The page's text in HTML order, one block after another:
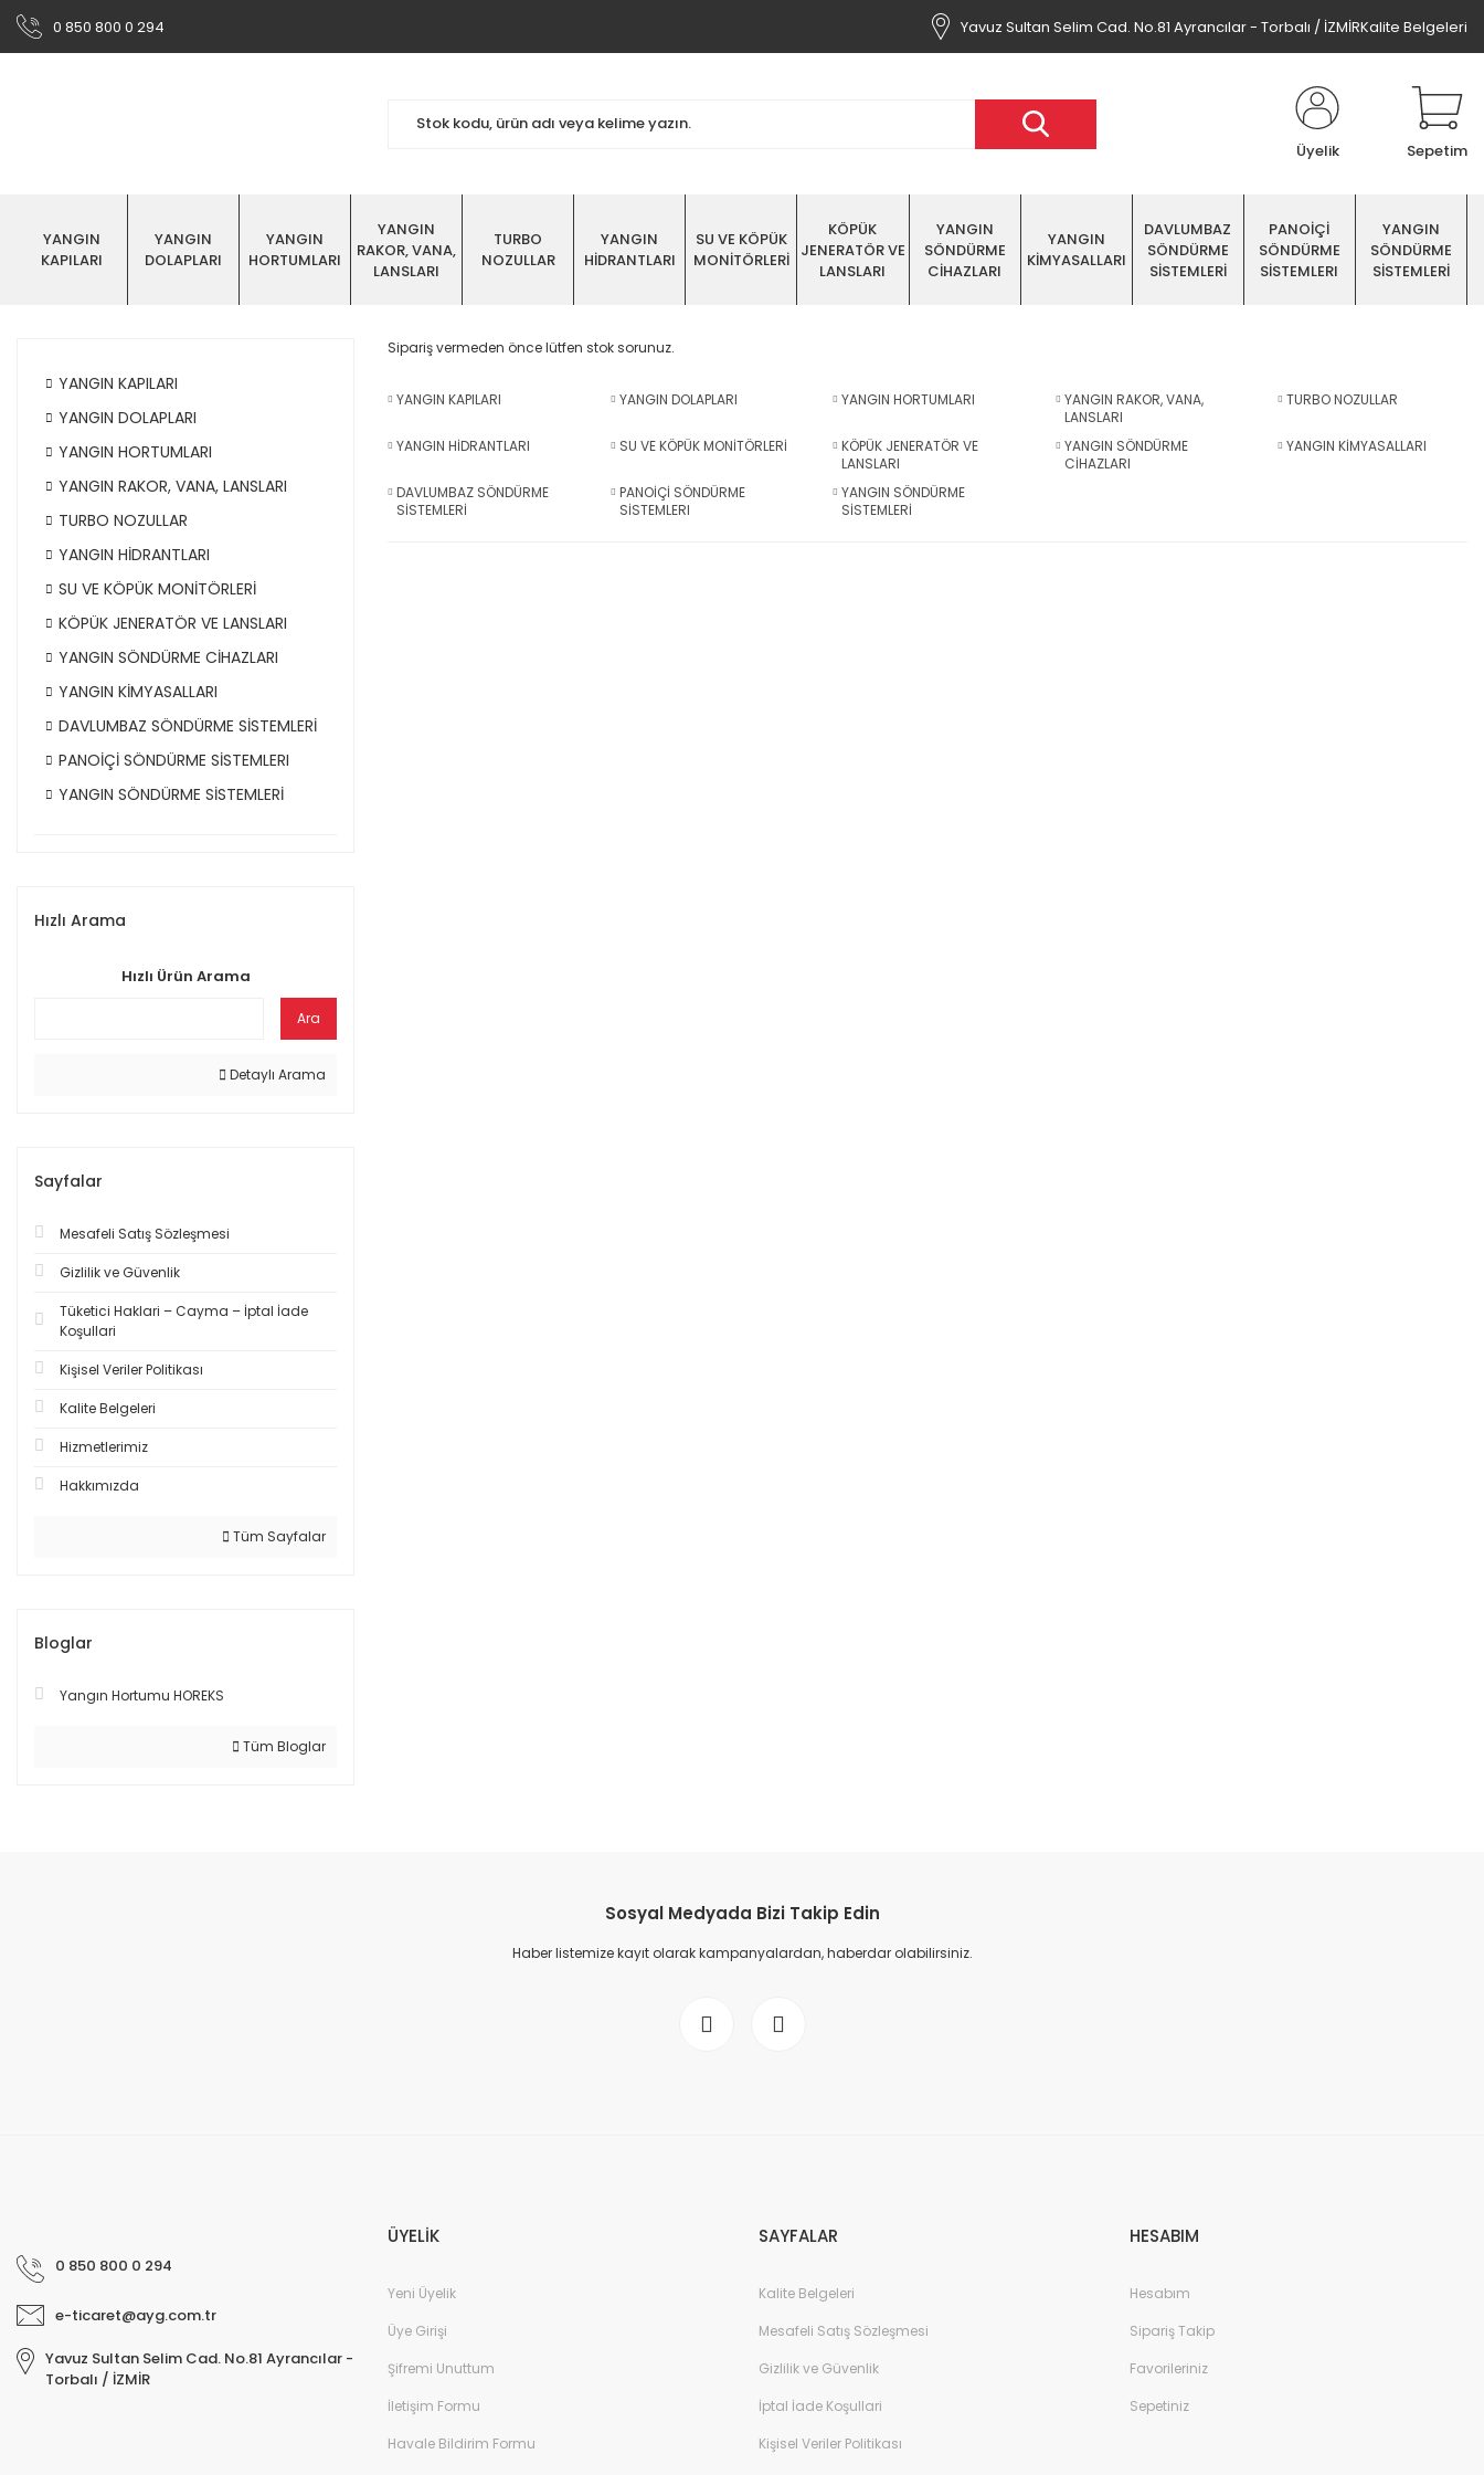
0 850 800 0 294 Yavuz Sultan Selim Cad. No.81 Ayrancılar - Torbalı / İZMİRKalite Belgeleri
Üyelik Sepetim
YANGIN
KAPILARI
YANGIN
DOLAPLARI
YANGIN
HORTUMLARI
YANGIN
RAKOR, VANA,
LANSLARI
TURBO
NOZULLAR
YANGIN
HİDRANTLARI
SU VE KÖPÜK
MONİTÖRLERİ
KÖPÜK
JENERATÖR VE
LANSLARI
YANGIN
SÖNDÜRME
CİHAZLARI
YANGIN
KİMYASALLARI
DAVLUMBAZ
SÖNDÜRME
SİSTEMLERİ
PANOİÇİ
SÖNDÜRME
SİSTEMLERI
YANGIN
SÖNDÜRME
SİSTEMLERİ
YANGIN KAPILARI
YANGIN DOLAPLARI
YANGIN HORTUMLARI
YANGIN RAKOR, VANA, LANSLARI
TURBO NOZULLAR
YANGIN HİDRANTLARI
SU VE KÖPÜK MONİTÖRLERİ
KÖPÜK JENERATÖR VE LANSLARI
YANGIN SÖNDÜRME CİHAZLARI
YANGIN KİMYASALLARI
DAVLUMBAZ SÖNDÜRME SİSTEMLERİ
PANOİÇİ SÖNDÜRME SİSTEMLERI
YANGIN SÖNDÜRME SİSTEMLERİ
Hızlı Arama
Hızlı Ürün Arama
Ara
Detaylı Arama
Sayfalar
Mesafeli Satış Sözleşmesi
Gizlilik ve Güvenlik
Tüketici Haklari – Cayma – İptal İade
Koşullari
Kişisel Veriler Politikası
Kalite Belgeleri
Hizmetlerimiz
Hakkımızda
Tüm Sayfalar
Bloglar
Yangın Hortumu HOREKS
Tüm Bloglar
Sipariş vermeden önce lütfen stok sorunuz.
YANGIN KAPILARI YANGIN DOLAPLARI YANGIN HORTUMLARI
YANGIN RAKOR, VANA,
LANSLARI
TURBO NOZULLAR
YANGIN HİDRANTLARI SU VE KÖPÜK MONİTÖRLERİ
KÖPÜK JENERATÖR VE
LANSLARI
YANGIN SÖNDÜRME
CİHAZLARI
YANGIN KİMYASALLARI
DAVLUMBAZ SÖNDÜRME
SİSTEMLERİ
PANOİÇİ SÖNDÜRME
SİSTEMLERI
YANGIN SÖNDÜRME
SİSTEMLERİ
Sosyal Medyada Bizi Takip Edin
Haber listemize kayıt olarak kampanyalardan, haberdar olabilirsiniz.
0 850 800 0 294
e-ticaret@ayg.com.tr
Yavuz Sultan Selim Cad. No.81 Ayrancılar -
Torbalı / İZMİR
ÜYELİK
Yeni Üyelik
Üye Girişi
Şifremi Unuttum
İletişim Formu
Havale Bildirim Formu
SAYFALAR
Kalite Belgeleri
Mesafeli Satış Sözleşmesi
Gizlilik ve Güvenlik
İptal İade Koşullari
Kişisel Veriler Politikası
HESABIM
Hesabım
Sipariş Takip
Favorileriniz
Sepetiniz